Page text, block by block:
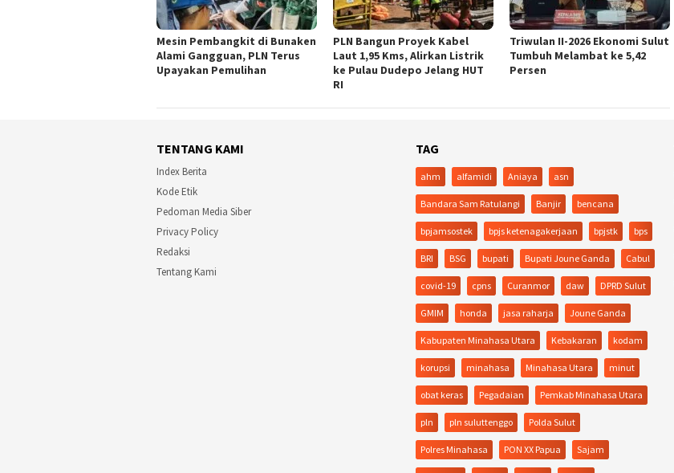
Mesin Pembangkit di Bunaken
Alami Gangguan, PLN Terus
Upayakan Pemulihan
PLN Bangun Proyek Kabel
Laut 1,95 Kms, Alirkan Listrik
ke Pulau Dudepo Jelang HUT
RI
Triwulan II-2026 Ekonomi Sulut
Tumbuh Melambat ke 5,42
Persen
TENTANG KAMI
Index Berita
Kode Etik
Pedoman Media Siber
Privacy Policy
Redaksi
Tentang Kami
TAG
ahm alfamidi Aniaya asn
Bandara Sam Ratulangi Banjir bencana
bpjamsostek bpjs ketenagakerjaan bpjstk bps
BRI BSG bupati Bupati Joune Ganda Cabul
covid-19 cpns Curanmor daw DPRD Sulut
GMIM honda jasa raharja Joune Ganda
Kabupaten Minahasa Utara Kebakaran kodam
korupsi minahasa Minahasa Utara minut
obat keras Pegadaian Pemkab Minahasa Utara
pln pln suluttenggo Polda Sulut
Polres Minahasa PON XX Papua Sajam